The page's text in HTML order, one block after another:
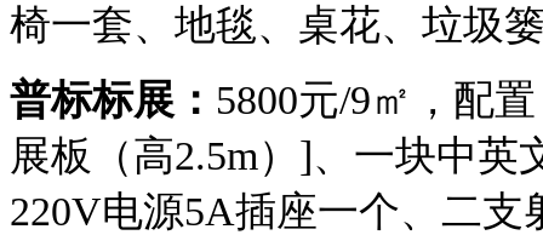
椅一套、地毯、桌花、垃圾
普标标展： 5800元/9㎡，配
展板（高2.5m）]、一块中
220V电源5A插座一个、二支